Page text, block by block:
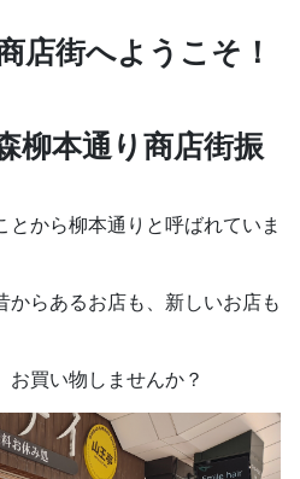
店街へようこそ！
柳本通り商店街振
から柳本通りと呼ばれていま
からあるお店も、新しいお店も
お買い物しませんか？